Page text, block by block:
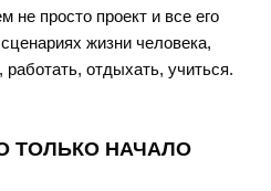
не просто проект и все его
жизни человека,
отдыхать, учиться.
ТОЛЬКО НАЧАЛО